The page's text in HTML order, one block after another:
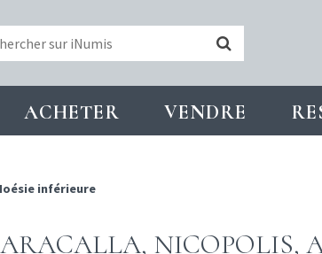
ACHETER VENDRE
inférieure
NICOPOLIS,